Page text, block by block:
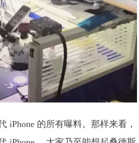
iPhone 的所有曝料。那样来看，